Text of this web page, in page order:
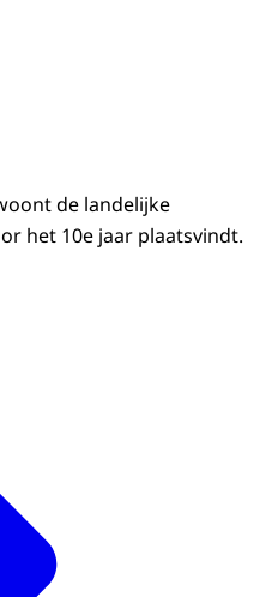
de landelijke
het 10e jaar plaatsvindt.